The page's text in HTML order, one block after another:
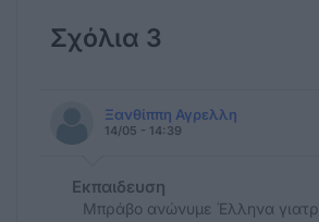
Σχόλια 3
Ξανθίππη Αγρελλη
14/05 - 14:39
Εκπαιδευση
Μπράβο ανώνυμε Έλληνα